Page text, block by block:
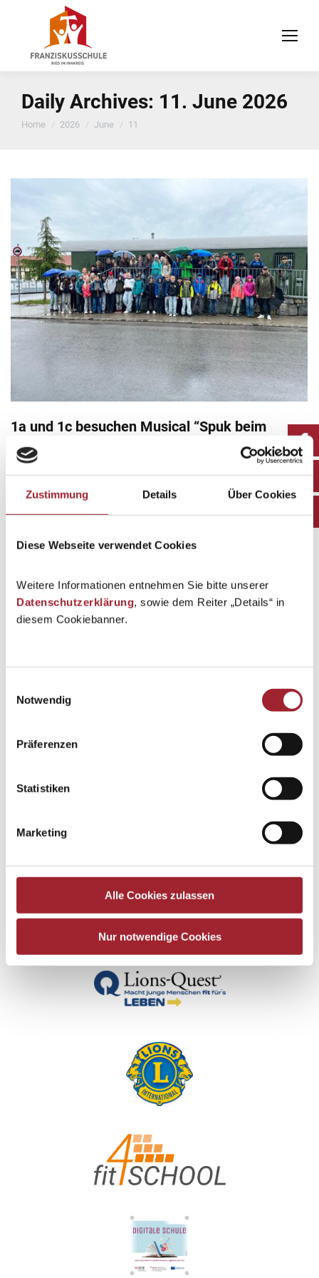
Zustimmung Details Über Cookies
Diese Webseite verwendet Cookies
Weitere Informationen entnehmen Sie bitte unserer
Datenschutzerklärung, sowie dem Reiter „Details“ in
diesem Cookiebanner.
Notwendig
Präferenzen
Statistiken
Marketing
Alle Cookies zulassen
Nur notwendige Cookies
Daily Archives: 11. June 2026
You are here:
Home 2026 June 11
1a und 1c besuchen Musical “Spuk beim
Schlosskonzert”
Schuljahr 2025/26 Bykumpfmueller 11. June 2026
Am Mittwoch, 10. Juni …